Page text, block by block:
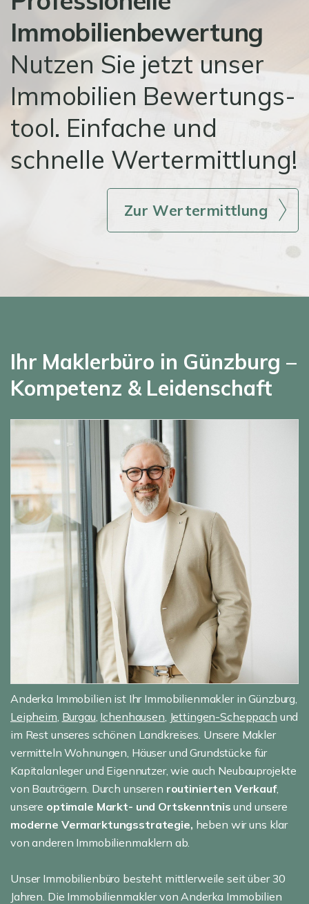
Immobilienbewertung
Nutzen Sie jetzt unser
Immobilien Bewertungs-
tool. Einfache und
schnelle Wertermittlung!
Zur Wertermittlung
Ihr Maklerbüro in Günzburg –
Kompetenz & Leidenschaft
Anderka Immobilien ist Ihr Immobilienmakler in Günzburg,
Leipheim Burgau Ichenhausen Jettingen-Scheppach und
im Rest unseres schönen Landkreises. Unsere Makler
vermitteln Wohnungen, Häuser und Grundstücke für
Kapitalanleger und Eigennutzer, wie auch Neubauprojekte
von Bauträgern. Durch unseren routinierten Verkauf,
unsere optimale Markt- und Ortskenntnis und unsere
moderne Vermarktungsstrategie, heben wir uns klar
von anderen Immobilienmaklern ab.
Unser Immobilienbüro besteht mittlerweile seit über 30
Jahren. Die Immobilienmakler von Anderka Immobilien